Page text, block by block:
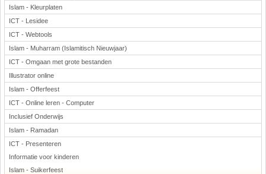
Islam - Kleurplaten
ICT - Lesidee
ICT - Webtools
Islam - Muharram (Islamitisch Nieuwjaar)
ICT - Omgaan met grote bestanden
Illustrator online
Islam - Offerfeest
ICT - Online leren - Computer
Inclusief Onderwijs
Islam - Ramadan
ICT - Presenteren
Informatie voor kinderen
Islam - Suikerfeest